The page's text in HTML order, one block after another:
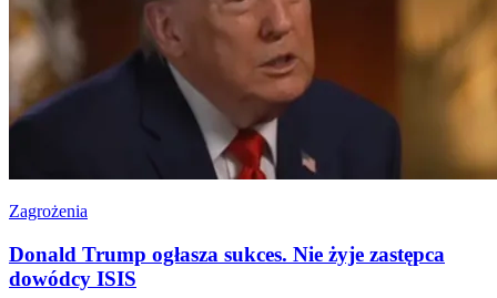
Zagrożenia
Donald Trump ogłasza sukces. Nie żyje zastępca
dowódcy ISIS